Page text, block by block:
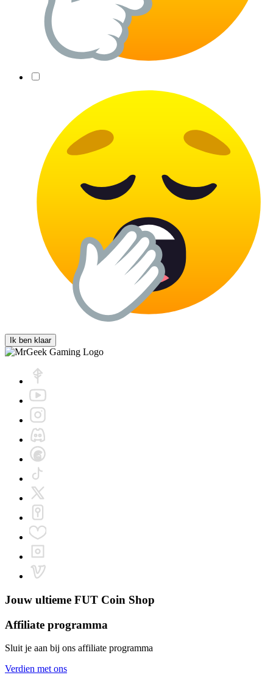
Ik ben klaar
Jouw ultieme FUT Coin Shop
Affiliate programma
Sluit je aan bij ons affiliate programma
Verdien met ons